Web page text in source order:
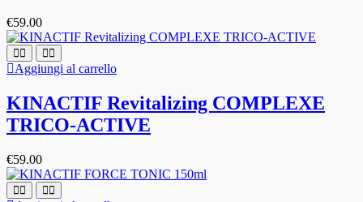
€59.00
Aggiungi al carrello
KINACTIF Revitalizing COMPLEXE
TRICO-ACTIVE
€59.00